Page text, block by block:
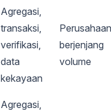
Agregasi,
transaksi,
verifikasi,
data
kekayaan
berjenjang
volume
Agregasi,